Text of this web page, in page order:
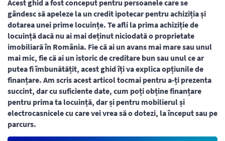
Acest ghid a fost conceput pentru persoanele care se
gândesc să apeleze la un credit ipotecar pentru achiziția și
dotarea unei prime locuințe. Te afli la prima achiziție de
locuință dacă nu ai mai deținut niciodată o proprietate
imobiliară în România. Fie că ai un avans mai mare sau unul
mai mic, fie că ai un istoric de creditare bun sau unul ce ar
putea fi îmbunătățit, acest ghid îți va explica opțiunile de
finanțare. Am scris acest articol tocmai pentru a-ți prezenta
succint, dar cu suficiente date, cum poți obține finanțare
pentru prima ta locuință, dar și pentru mobilierul și
electrocasnicele cu care vei vrea să o dotezi, la început sau pe
parcurs.